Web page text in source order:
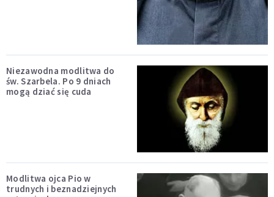
Niezawodna modlitwa do
św. Szarbela. Po 9 dniach
mogą dziać się cuda
Modlitwa ojca Pio w
trudnych i beznadziejnych